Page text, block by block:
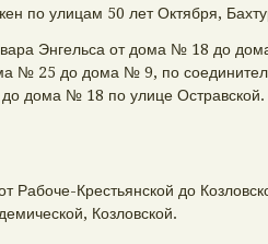
по улицам 50 лет Октября,
Энгельса от дома № 18 до
№ 25 до дома № 9, по
дома № 18 по улице Остравской.
Рабоче-Крестьянской до
Козловской.